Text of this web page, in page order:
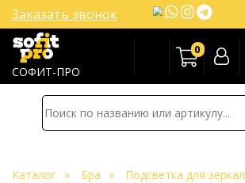
СОФИТ-ПРО
Заказать звонок
0
Каталог Бра Подсветка для зеркал